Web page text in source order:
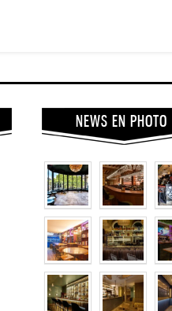
NEWS EN PHOTO